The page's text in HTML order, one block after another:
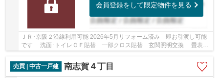
会員登録をして限定物件を見る
ＪＲ･京阪２沿線利用可能 2026年5月リフォーム済み 即お引渡し可能
です 洗面･トイレＣＦ貼替 一部クロス貼替 玄関照明交換 畳表替
え ハウスクリーニング
売買 | 中古一戸建
南志賀４丁目